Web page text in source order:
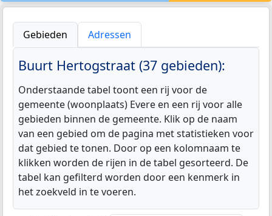
Gebieden Adressen
Buurt Hertogstraat (37 gebieden):
Onderstaande tabel toont een rij voor de
gemeente (woonplaats) Evere en een rij voor alle
gebieden binnen de gemeente. Klik op de naam
van een gebied om de pagina met statistieken voor
dat gebied te tonen. Door op een kolomnaam te
klikken worden de rijen in de tabel gesorteerd. De
tabel kan gefilterd worden door een kenmerk in
het zoekveld in te voeren.